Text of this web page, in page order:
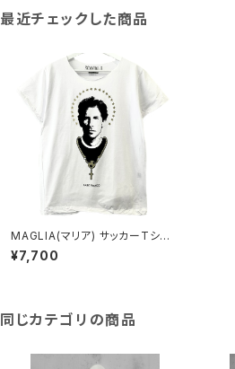
最近チェックした商品
MAGLIA(マリア) サッカーTシャ
ツ フランコバレージ
¥7,700
同じカテゴリの商品